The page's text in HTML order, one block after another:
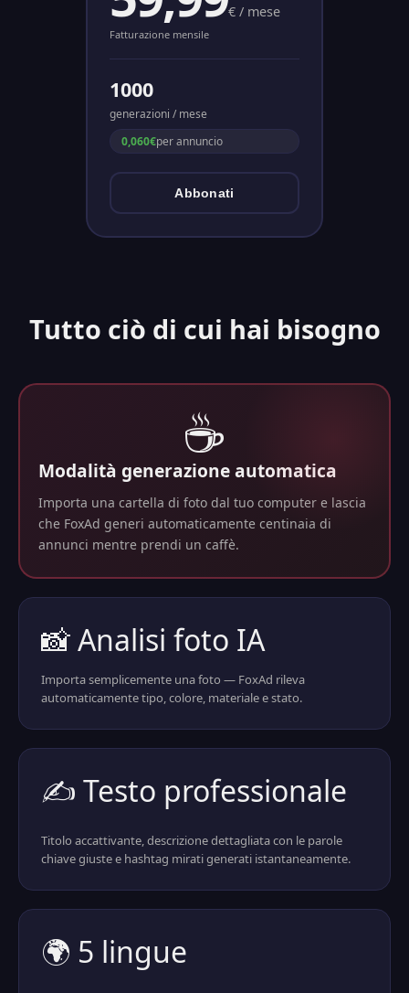
€ / mese
Fatturazione mensile
1000
generazioni / mese
0,060€per annuncio
Abbonati
Tutto ciò di cui hai bisogno
☕
Modalità generazione automatica
Importa una cartella di foto dal tuo computer e lascia
che FoxAd generi automaticamente centinaia di
annunci mentre prendi un caffè.
📸 Analisi foto IA
Importa semplicemente una foto — FoxAd rileva
automaticamente tipo, colore, materiale e stato.
✍️ Testo professionale
Titolo accattivante, descrizione dettagliata con le parole
chiave giuste e hashtag mirati generati istantaneamente.
🌍 5 lingue